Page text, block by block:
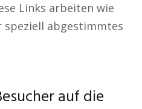
Links arbeiten wie
speziell abgestimmtes
auf die